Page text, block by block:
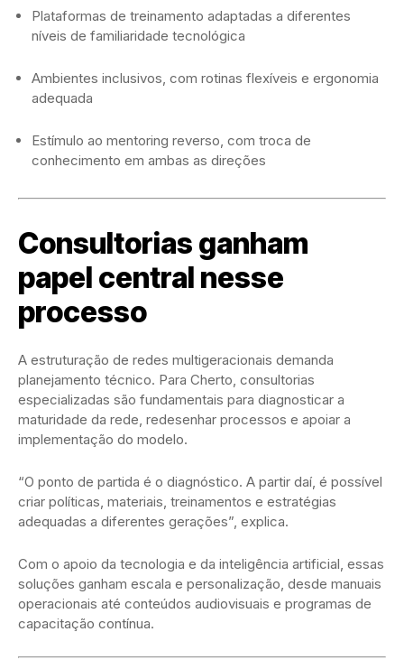
Plataformas de treinamento adaptadas a diferentes
níveis de familiaridade tecnológica
Ambientes inclusivos, com rotinas flexíveis e ergonomia
adequada
Estímulo ao mentoring reverso, com troca de
conhecimento em ambas as direções
Consultorias ganham
papel central nesse
processo
A estruturação de redes multigeracionais demanda
planejamento técnico. Para Cherto, consultorias
especializadas são fundamentais para diagnosticar a
maturidade da rede, redesenhar processos e apoiar a
implementação do modelo.
“O ponto de partida é o diagnóstico. A partir daí, é possível
criar políticas, materiais, treinamentos e estratégias
adequadas a diferentes gerações”, explica.
Com o apoio da tecnologia e da inteligência artificial, essas
soluções ganham escala e personalização, desde manuais
operacionais até conteúdos audiovisuais e programas de
capacitação contínua.